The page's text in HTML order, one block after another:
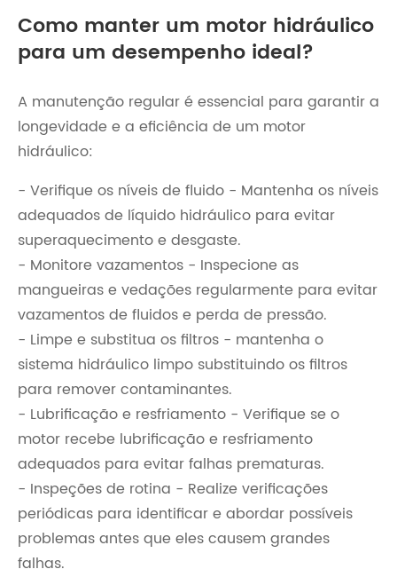
Como manter um motor hidráulico
para um desempenho ideal?
A manutenção regular é essencial para garantir a
longevidade e a eficiência de um motor
hidráulico:
- Verifique os níveis de fluido - Mantenha os níveis
adequados de líquido hidráulico para evitar
superaquecimento e desgaste.
- Monitore vazamentos - Inspecione as
mangueiras e vedações regularmente para evitar
vazamentos de fluidos e perda de pressão.
- Limpe e substitua os filtros - mantenha o
sistema hidráulico limpo substituindo os filtros
para remover contaminantes.
- Lubrificação e resfriamento - Verifique se o
motor recebe lubrificação e resfriamento
adequados para evitar falhas prematuras.
- Inspeções de rotina - Realize verificações
periódicas para identificar e abordar possíveis
problemas antes que eles causem grandes
falhas.